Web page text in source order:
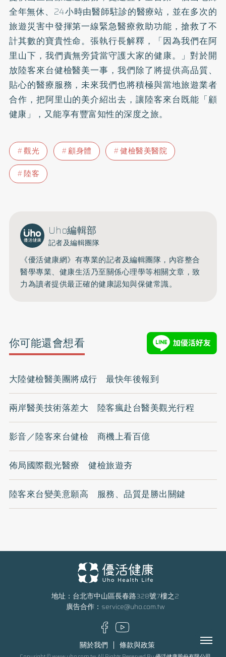
全年無休、24小時由醫師駐診的醫療站，並在多次的
旅遊災害中發揮第一線緊急醫療救助功能，搶救了不
計其數的寶貴性命。張執行長解釋，「因為我們在阿
里山下，我們責無旁貸當守護大家的健康。」對於開
放陸客來台健檢醫美一事，我們除了將提供高品質、
貼心的醫療服務，未來我們也將積極與當地旅遊業者
合作，把阿里山的美介紹出去，讓陸客來台既能「顧
健康」，又能享有豐富知性的深度之旅。
觀光 顧身體
健檢醫美醫院
陸客
Uho編輯部
記者及編輯團隊
《優活健康網》有專業的記者及編輯團隊，內容整合
醫學專業、健康生活乃至關係心理學等相關文章，致
力為讀者提供最正確的健康認知與保健常識。
你可能還會想看
大陸健檢醫美團將成行 最快年後報到
兩岸醫美技術落差大 陸客瘋赴台醫美觀光行程
影音／陸客來台健檢 商機上看百億
佈局國際觀光醫療 健檢旅遊夯
陸客來台變美意願高 服務、品質是勝出關鍵
地址：台北市中山區長春路328號7樓之2
廣告合作： service@uho.com.tw
關於我們 條款與政策 Menu